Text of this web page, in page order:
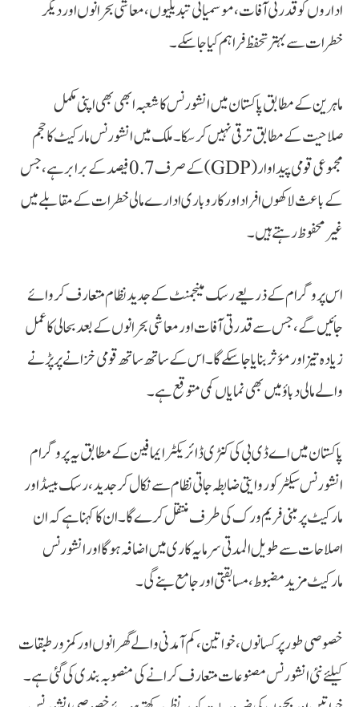
اداروں کو قدرتی آفات، موسمیاتی تبدیلیوں، معاشی بحرانوں اور دیگر
خطرات سے بہتر تحفظ فراہم کیا جا سکے۔
ماہرین کے مطابق پاکستان میں انشورنس کا شعبہ ابھی بھی اپنی مکمل
صلاحیت کے مطابق ترقی نہیں کر سکا۔ ملک میں انشورنس مارکیٹ کا حجم
مجموعی قومی پیداوار (GDP) کے صرف 0.7 فیصد کے برابر ہے، جس
کے باعث لاکھوں افراد اور کاروباری ادارے مالی خطرات کے مقابلے میں
غیر محفوظ رہتے ہیں۔
اس پروگرام کے ذریعے رسک مینجمنٹ کے جدید نظام متعارف کروائے
جائیں گے، جس سے قدرتی آفات اور معاشی بحرانوں کے بعد بحالی کا عمل
زیادہ تیز اور مؤثر بنایا جا سکے گا۔ اس کے ساتھ ساتھ قومی خزانے پر پڑنے
والے مالی دباؤ میں بھی نمایاں کمی متوقع ہے۔
پاکستان میں اے ڈی بی کی کنٹری ڈائریکٹر ایما فین کے مطابق یہ پروگرام
انشورنس سیکٹر کو روایتی ضابطہ جاتی نظام سے نکال کر جدید، رسک بیسڈ اور
مارکیٹ پر مبنی فریم ورک کی طرف منتقل کرے گا۔ ان کا کہنا ہے کہ ان
اصلاحات سے طویل المدتی سرمایہ کاری میں اضافہ ہوگا اور انشورنس
مارکیٹ مزید مضبوط، مسابقتی اور جامع بنے گی۔
خصوصی طور پر کسانوں، خواتین، کم آمدنی والے گھرانوں اور کمزور طبقات
کیلئے نئی انشورنس مصنوعات متعارف کرانے کی منصوبہ بندی کی گئی ہے۔